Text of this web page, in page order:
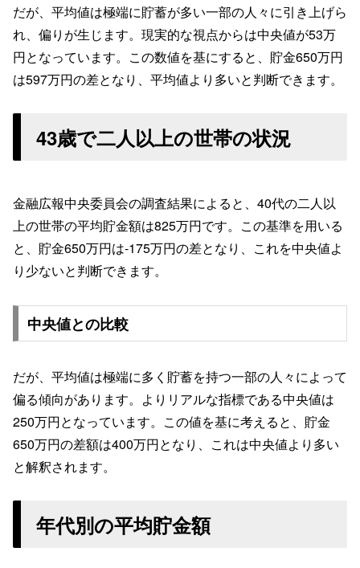
だが、平均値は極端に貯蓄が多い一部の人々に引き上げら
れ、偏りが生じます。現実的な視点からは中央値が53万
円となっています。この数値を基にすると、貯金650万円
は597万円の差となり、平均値より多いと判断できます。
43歳で二人以上の世帯の状況
金融広報中央委員会の調査結果によると、40代の二人以
上の世帯の平均貯金額は825万円です。この基準を用いる
と、貯金650万円は-175万円の差となり、これを中央値よ
り少ないと判断できます。
中央値との比較
だが、平均値は極端に多く貯蓄を持つ一部の人々によって
偏る傾向があります。よりリアルな指標である中央値は
250万円となっています。この値を基に考えると、貯金
650万円の差額は400万円となり、これは中央値より多い
と解釈されます。
年代別の平均貯金額